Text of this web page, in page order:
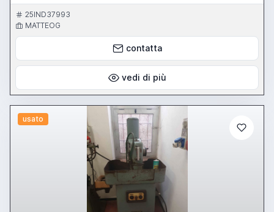
25IND37993
MATTEOG
contatta
vedi di più
usato